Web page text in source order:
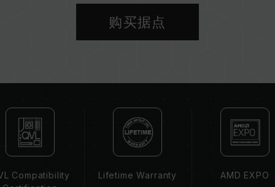
不稳定或不开机。
CPU 內存控制器(IMC)的体质以及当前使用的主
若未启用 XMP 3.0（Intel）或
（JEDEC 标准）运行，如 DDR5-4800 (或更
低)。此为正常行为，并非产品瑕疵。
XMP 3.0 / EXPO 需由使用者手动启用，部分主
板可能无法达到标示频率，最终运行频率受限于系
超频行为（如启用 XMP 3.0 / EXPO 设定）属于
购买据点
Compatibility
Lifetime Warranty AMD EXPO